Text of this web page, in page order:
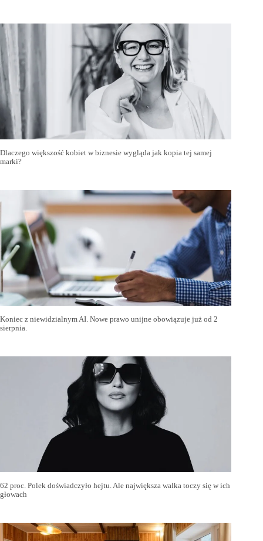
Dlaczego większość kobiet w biznesie wygląda jak kopia tej samej
marki?
Koniec z niewidzialnym AI. Nowe prawo unijne obowiązuje już od 2
sierpnia.
62 proc. Polek doświadczyło hejtu. Ale największa walka toczy się w ich
głowach